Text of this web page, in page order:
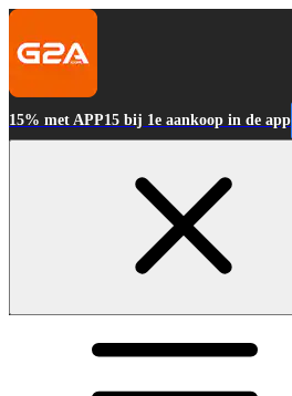
15% met APP15 bij 1e aankoop in de app